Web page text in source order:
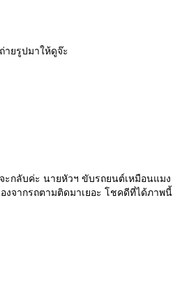
ายรูปมาให้ดูจ๊ะ
ะกลับค่ะ นายหัวฯ ขับรถยนต์เหมือนแมง
งจากรถตามติดมาเยอะ โชคดีที่ได้ภาพนี้